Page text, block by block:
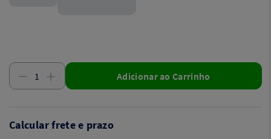
Adicionar ao Carrinho
Calcular frete e prazo